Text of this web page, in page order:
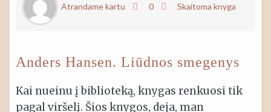
Atrandame kartu 0 Skaitoma knyga
Anders Hansen. Liūdnos smegenys
Kai nueinu į biblioteką, knygas renkuosi tik
pagal viršelį. Šios knygos, deja, man